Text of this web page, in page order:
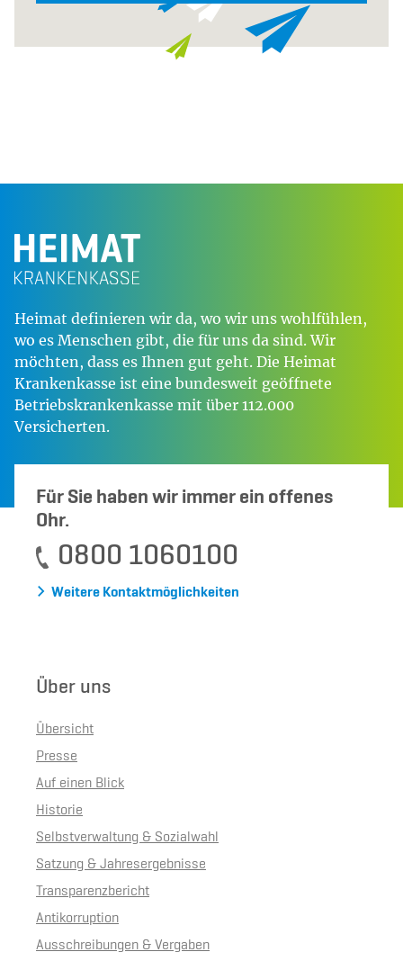
Heimat definieren wir da, wo wir uns wohlfühlen,
wo es Menschen gibt, die für uns da sind. Wir
möchten, dass es Ihnen gut geht. Die Heimat
Krankenkasse ist eine bundesweit geöffnete
Betriebskrankenkasse mit über 112.000
Versicherten.
Für Sie haben wir immer ein offenes
Ohr.
0800 1060100
Weitere Kontaktmöglichkeiten
Über uns
Übersicht
Presse
Auf einen Blick
Historie
Selbstverwaltung & Sozialwahl
Satzung & Jahresergebnisse
Transparenzbericht
Antikorruption
Ausschreibungen & Vergaben